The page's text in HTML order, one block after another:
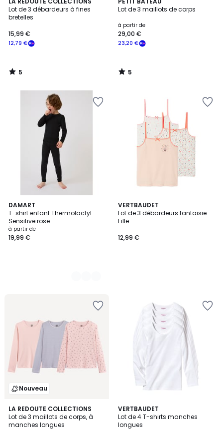
Lot de 3 débardeurs à fines
bretelles
12,79 €
15,99 €
/
5
5
/
Lot de 3 maillots de corps
à partir de
23,20 €
29,00 €
/
5
/
DAMART
T-shirt enfant Thermolactyl
Sensitive rose
à partir de
19,99 €
3
Couleurs
VERTBAUDET
Lot de 3 débardeurs fantaisie
Fille
12,99 €
Nouveau
LA REDOUTE COLLECTIONS
Lot de 3 maillots de corps, à
manches longues
VERTBAUDET
Lot de 4 T-shirts manches
longues
5
/
5